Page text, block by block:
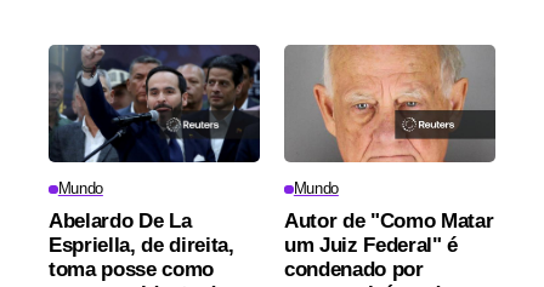
Mundo
Abelardo De La
Espriella, de direita,
toma posse como
Mundo
Autor de "Como Matar
um Juiz Federal" é
condenado por